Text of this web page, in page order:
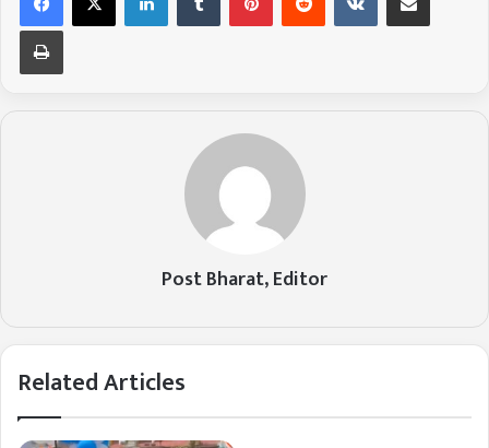
Print
Post Bharat, Editor
Related Articles